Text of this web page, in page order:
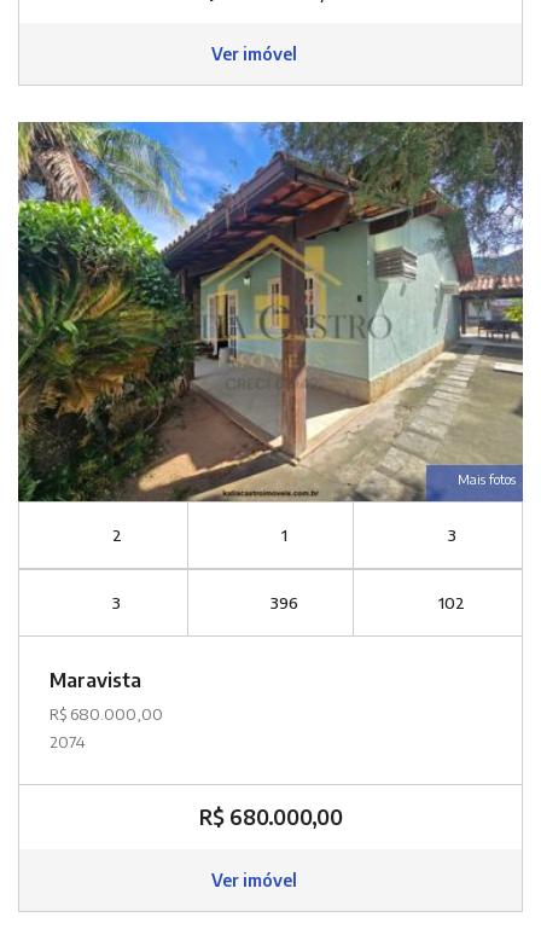
Ver imóvel
Mais fotos
2 1 3
3 396 102
Maravista
R$ 680.000,00
2074
R$ 680.000,00
Ver imóvel